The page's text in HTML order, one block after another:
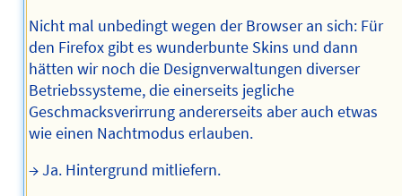
Nicht mal unbedingt wegen der Browser an sich: Für
den Firefox gibt es wunderbunte Skins und dann
hätten wir noch die Designverwaltungen diverser
Betriebssysteme, die einerseits jegliche
Geschmacksverirrung andererseits aber auch etwas
wie einen Nachtmodus erlauben.
→ Ja. Hintergrund mitliefern.